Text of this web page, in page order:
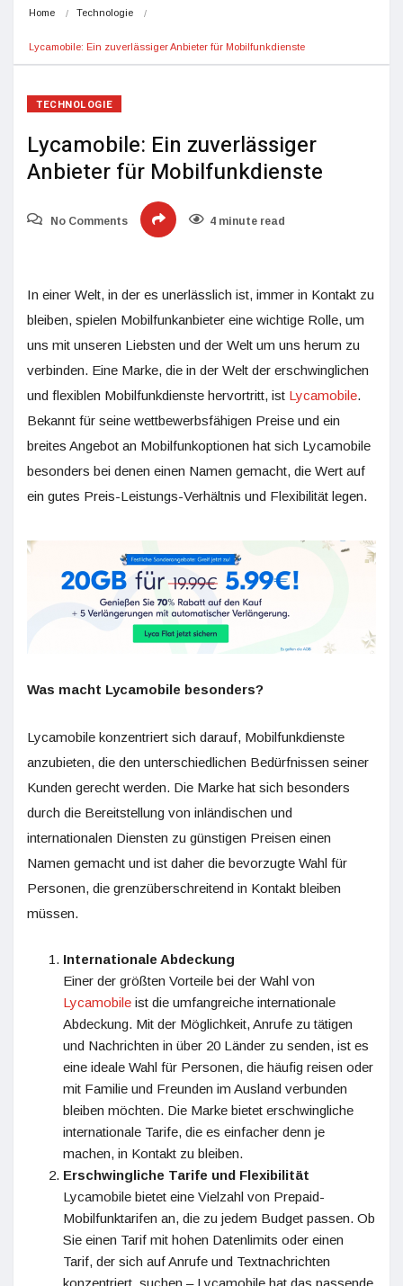
Home Technologie
Lycamobile: Ein zuverlässiger Anbieter für Mobilfunkdienste
TECHNOLOGIE
Lycamobile: Ein zuverlässiger
Anbieter für Mobilfunkdienste
No Comments 4 minute read
In einer Welt, in der es unerlässlich ist, immer in Kontakt zu
bleiben, spielen Mobilfunkanbieter eine wichtige Rolle, um
uns mit unseren Liebsten und der Welt um uns herum zu
verbinden. Eine Marke, die in der Welt der erschwinglichen
und flexiblen Mobilfunkdienste hervortritt, ist Lycamobile.
Bekannt für seine wettbewerbsfähigen Preise und ein
breites Angebot an Mobilfunkoptionen hat sich Lycamobile
besonders bei denen einen Namen gemacht, die Wert auf
ein gutes Preis-Leistungs-Verhältnis und Flexibilität legen.
Was macht Lycamobile besonders?
Lycamobile konzentriert sich darauf, Mobilfunkdienste
anzubieten, die den unterschiedlichen Bedürfnissen seiner
Kunden gerecht werden. Die Marke hat sich besonders
durch die Bereitstellung von inländischen und
internationalen Diensten zu günstigen Preisen einen
Namen gemacht und ist daher die bevorzugte Wahl für
Personen, die grenzüberschreitend in Kontakt bleiben
müssen.
Internationale Abdeckung
Einer der größten Vorteile bei der Wahl von
Lycamobile ist die umfangreiche internationale
Abdeckung. Mit der Möglichkeit, Anrufe zu tätigen
und Nachrichten in über 20 Länder zu senden, ist es
eine ideale Wahl für Personen, die häufig reisen oder
mit Familie und Freunden im Ausland verbunden
bleiben möchten. Die Marke bietet erschwingliche
internationale Tarife, die es einfacher denn je
machen, in Kontakt zu bleiben.
Erschwingliche Tarife und Flexibilität
Lycamobile bietet eine Vielzahl von Prepaid-
Mobilfunktarifen an, die zu jedem Budget passen. Ob
Sie einen Tarif mit hohen Datenlimits oder einen
Tarif, der sich auf Anrufe und Textnachrichten